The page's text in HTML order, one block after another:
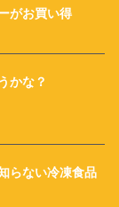
がお買い得
かな？
らない冷凍食品